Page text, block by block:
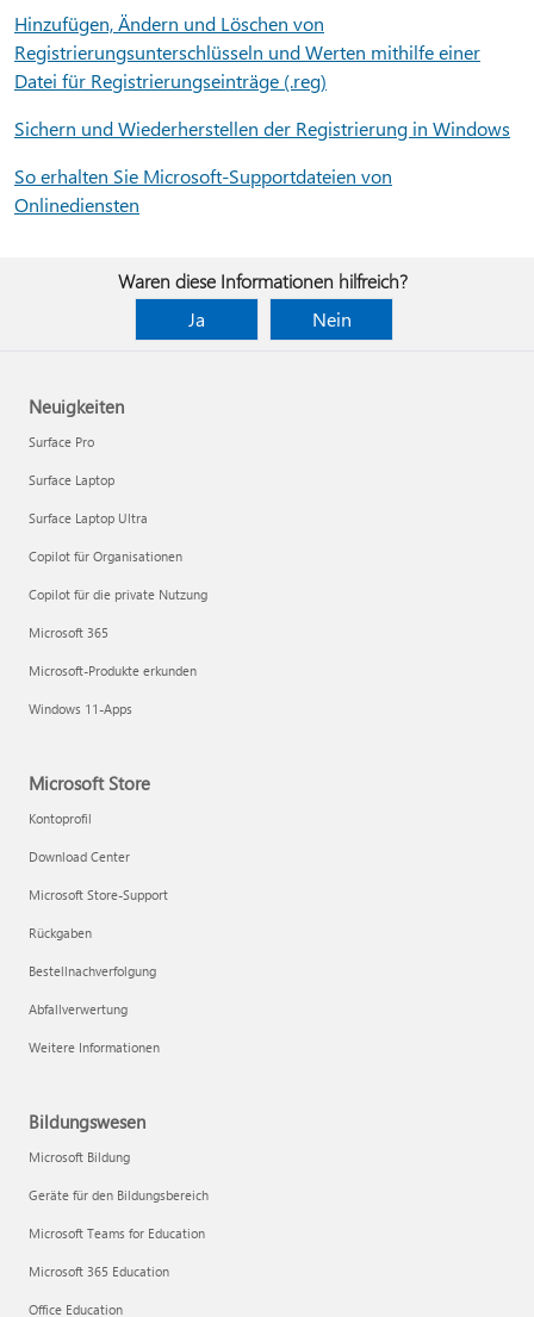
Hinzufügen, Ändern und Löschen von
Registrierungsunterschlüsseln und Werten mithilfe einer
Datei für Registrierungseinträge (.reg)
Sichern und Wiederherstellen der Registrierung in Windows
So erhalten Sie Microsoft-Supportdateien von
Onlinediensten
Waren diese Informationen hilfreich?
Ja
Nein
Neuigkeiten
Surface Pro
Surface Laptop
Surface Laptop Ultra
Copilot für Organisationen
Copilot für die private Nutzung
Microsoft 365
Microsoft-Produkte erkunden
Windows 11-Apps
Microsoft Store
Kontoprofil
Download Center
Microsoft Store-Support
Rückgaben
Bestellnachverfolgung
Abfallverwertung
Weitere Informationen
Bildungswesen
Microsoft Bildung
Geräte für den Bildungsbereich
Microsoft Teams for Education
Microsoft 365 Education
Office Education